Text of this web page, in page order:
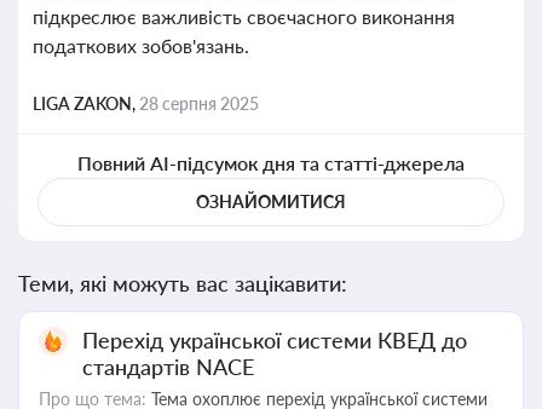
підкреслює важливість своєчасного виконання
податкових зобов'язань.
LIGA ZAKON, 28 серпня 2025
Повний AI-підсумок дня та статті-джерела
ОЗНАЙОМИТИСЯ
Теми, які можуть вас зацікавити:
Перехід української системи КВЕД до
стандартів NACE
Про що тема: Тема охоплює перехід української системи